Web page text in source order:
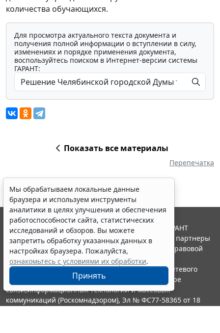
количества обучающихся.
Для просмотра актуального текста документа и
получения полной информации о вступлении в силу,
изменениях и порядке применения документа,
воспользуйтесь поиском в Интернет-версии системы
ГАРАНТ:
Показать все материалы
Перепечатка
Мы обрабатываем локальные данные
браузера и используем инструменты
аналитики в целях улучшения и обеспечения
работоспособности сайта, статистических
исследований и обзоров. Вы можете
запретить обработку указанных данных в
настройках браузера. Пожалуйста,
ознакомьтесь с условиями их обработки.
Принять
© ООО "НПП "ГАРАНТ-СЕРВИС", 2026. Система ГАРАНТ
выпускается с 1990 года. Компания "Гарант" и ее партнеры
являются участниками Российской ассоциации правовой
информации ГАРАНТ.
Портал ГАРАНТ.РУ зарегистрирован в качестве сетевого
издания Федеральной службой по надзору в сфере
связи,информационных технологий и массовых
коммуникаций (Роскомнадзором), Эл № ФС77-58365 от 18